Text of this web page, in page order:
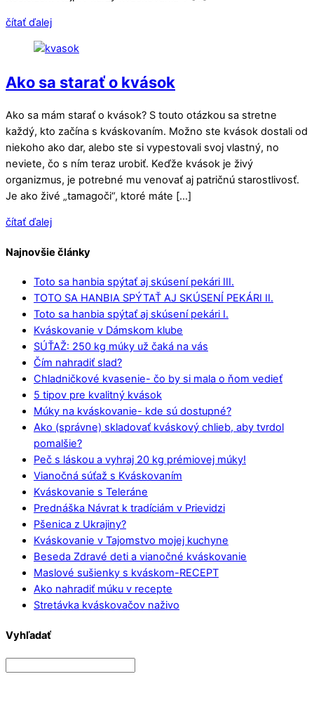
čítať ďalej
Ako sa starať o kvások
Ako sa mám starať o kvások? S touto otázkou sa stretne
každý, kto začína s kváskovaním. Možno ste kvások dostali od
niekoho ako dar, alebo ste si vypestovali svoj vlastný, no
neviete, čo s ním teraz urobiť. Keďže kvások je živý
organizmus, je potrebné mu venovať aj patričnú starostlivosť.
Je ako živé „tamagoči“, ktoré máte […]
čítať ďalej
Najnovšie články
Toto sa hanbia spýtať aj skúsení pekári III.
TOTO SA HANBIA SPÝTAŤ AJ SKÚSENÍ PEKÁRI II.
Toto sa hanbia spýtať aj skúsení pekári I.
Kváskovanie v Dámskom klube
SÚŤAŽ: 250 kg múky už čaká na vás
Čím nahradiť slad?
Chladničkové kvasenie- čo by si mala o ňom vedieť
5 tipov pre kvalitný kvások
Múky na kváskovanie- kde sú dostupné?
Ako (správne) skladovať kváskový chlieb, aby tvrdol
pomalšie?
Peč s láskou a vyhraj 20 kg prémiovej múky!
Vianočná súťaž s Kváskovaním
Kváskovanie s Teleráne
Prednáška Návrat k tradíciám v Prievidzi
Pšenica z Ukrajiny?
Kváskovanie v Tajomstvo mojej kuchyne
Beseda Zdravé deti a vianočné kváskovanie
Maslové sušienky s kváskom-RECEPT
Ako nahradiť múku v recepte
Stretávka kváskovačov naživo
Vyhľadať